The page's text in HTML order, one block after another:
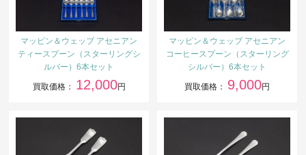
マッピン＆ウェッブ アセニアン
ティースプーン（スターリングシ
ルバー）6本セット
買取価格： 12,000円
マッピン＆ウェッブ アセニアン
コーヒースプーン（スターリング
シルバー）6本セット
買取価格： 9,000円